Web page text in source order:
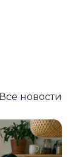
Все новости